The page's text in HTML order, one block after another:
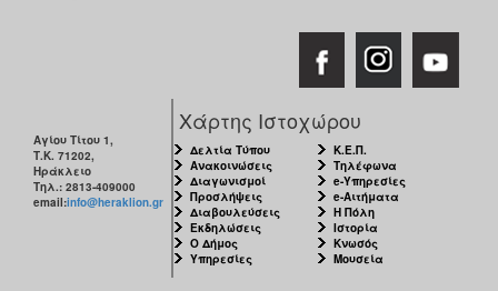
Αγίου Τίτου 1,
Τ.Κ. 71202,
Ηράκλειο
Τηλ.: 2813-409000
email:info@heraklion.gr
Χάρτης Ιστοχώρου
Δελτία Τύπου
Ανακοινώσεις
Διαγωνισμοί
Προσλήψεις
Διαβουλεύσεις
Εκδηλώσεις
Ο Δήμος
Υπηρεσίες
Κ.Ε.Π.
Τηλέφωνα
e-Υπηρεσίες
e-Αιτήματα
Η Πόλη
Ιστορία
Κνωσός
Μουσεία